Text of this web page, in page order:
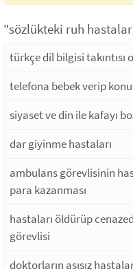
"sözlükteki ruh
türkçe dil bilgisi takıntısı
telefona bebek verip
siyaset ve din ile kafayı
dar giyinme hastaları
ambulans görevlisinin
para kazanması
hastaları öldürüp
görevlisi
doktorların aşısız